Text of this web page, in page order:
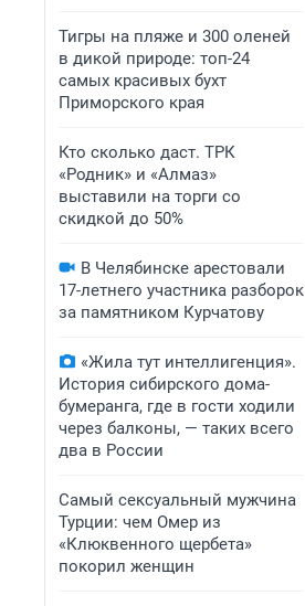
Тигры на пляже и 300 оленей
в дикой природе: топ-24
самых красивых бухт
Приморского края
Кто сколько даст. ТРК
«Родник» и «Алмаз»
выставили на торги со
скидкой до 50%
В Челябинске арестовали
17-летнего участника разборок
за памятником Курчатову
«Жила тут интеллигенция».
История сибирского дома-
бумеранга, где в гости ходили
через балконы, — таких всего
два в России
Самый сексуальный мужчина
Турции: чем Омер из
«Клюквенного щербета»
покорил женщин